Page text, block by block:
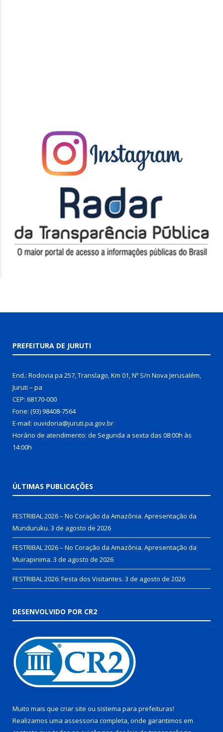
PREFEITURA DE JURUTI
End.: Rodovia pa 257, Translago, Km 01, Nº S/n Nova Jerusalém,
Juruti – pa
CEP: 68170-000
Fone: (93) 98408-7564
E-mail: ouvidoria@juruti.pa.gov.br
Horário de atendimento: de Segunda a sexta das 08:00h às
14:00h
ÚLTIMAS PUBLICAÇÕES
FESTRIBAL 2026 – No Coração da Amazônia. Apresentação da
Munduruku. 3 de agosto de 2026
FESTRIBAL 2026 – No Coração da Amazônia. Apresentação da
Muirapinima. 3 de agosto de 2026
FESTRIBAL 2026: Festa dos Visitantes. 3 de agosto de 2026
DESENVOLVIDO POR CR2
Muito mais que criar site ou sistema para prefeituras!
Realizamos uma assessoria completa, onde garantimos em